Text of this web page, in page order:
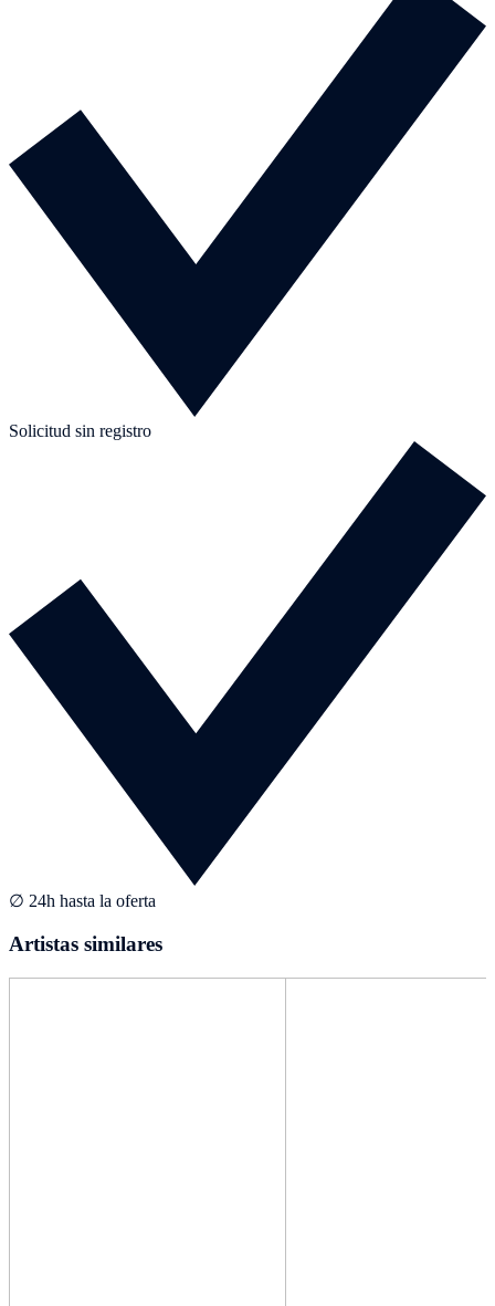
Solicitud sin registro
∅ 24h hasta la oferta
Artistas similares